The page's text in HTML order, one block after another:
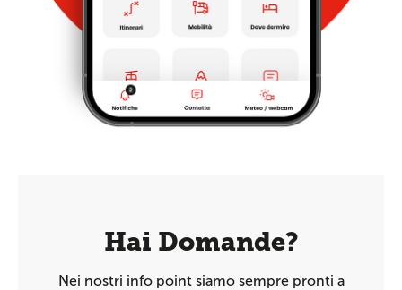
Hai Domande?
Nei nostri info point siamo sempre pronti a